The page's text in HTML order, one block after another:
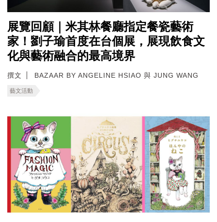
展覽回顧｜米其林餐廳指定餐瓷藝術
家！劉子瑜首度在台個展，展現飲食文
化與藝術融合的最高境界
撰文 BAZAAR BY ANGELINE HSIAO 與 JUNG WANG
藝文活動